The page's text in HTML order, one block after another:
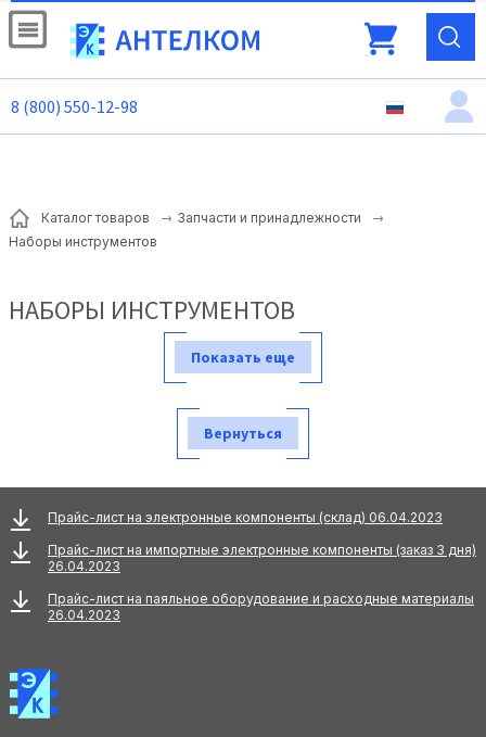
8 (800) 550-12-98
Каталог товаров
Запчасти и принадлежности
Наборы инструментов
НАБОРЫ ИНСТРУМЕНТОВ
Показать еще
Вернуться
Прайс-лист на электронные компоненты (склад) 06.04.2023
Прайс-лист на импортные электронные компоненты (заказ 3 дня)
26.04.2023
Прайс-лист на паяльное оборудование и расходные материалы
26.04.2023